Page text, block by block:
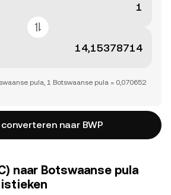
pula, 1 Botswaanse pula = 0,070652
converteren naar BWP
naar Botswaanse pula